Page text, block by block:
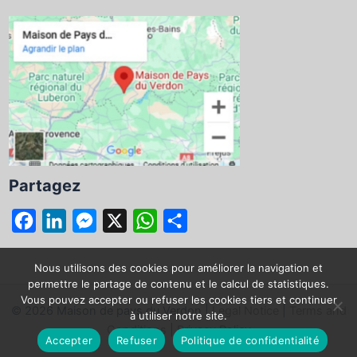
Partagez
a
c
e
o
i
n
k
d
e
s
s
n
W
h
a
t
s
A
a
r
t
a
g
© 2026 Maison de pays du Verdon |Legal Notice
Terms and
Conditions
|Privacy Policy
Nous utilisons des cookies pour améliorer la navigation et
permettre le partage de contenu et le calcul de statistiques.
Vous pouvez accepter ou refuser les cookies tiers et continuer
à utiliser notre site.
Accepter
Refuser Politique de confidentialité